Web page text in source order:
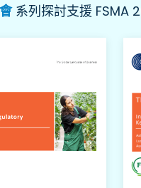
系列探討支援 FSMA